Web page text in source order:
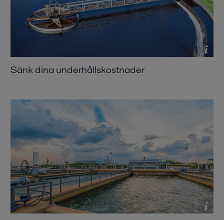
Sänk dina underhållskostnader